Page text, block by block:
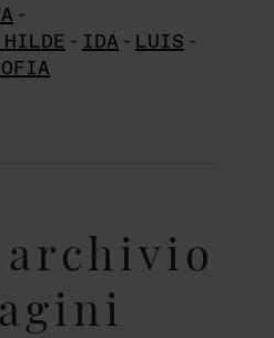
-
- IDA - LUIS -
archivio